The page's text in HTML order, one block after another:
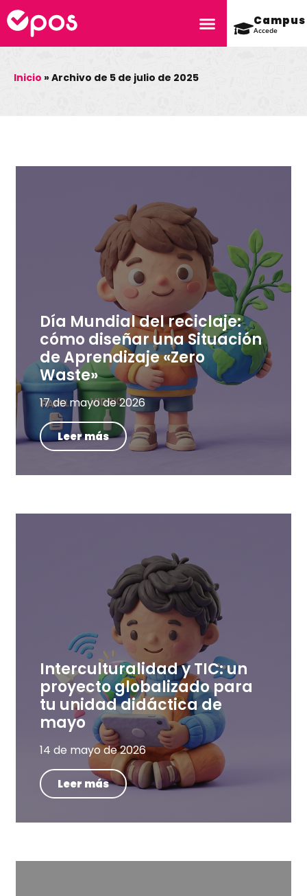
Campus
Accede
Inicio »Archivo de 5 de julio de 2025
Día Mundial del reciclaje:
cómo diseñar una Situación
de Aprendizaje «Zero
Waste»
17 de mayo de 2026
Leer más
Interculturalidad y TIC: un
proyecto globalizado para
tu unidad didáctica de
mayo
14 de mayo de 2026
Leer más